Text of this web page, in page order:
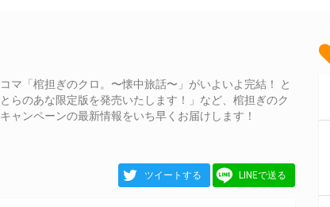
マ「棺担ぎのクロ。〜懐中旅話〜」がいよいよ完結！ と
らのあな限定版を発売いたします！」など、棺担ぎのク
ャンペーンの最新情報をいち早くお届けします！
ツイートする LINEで送る